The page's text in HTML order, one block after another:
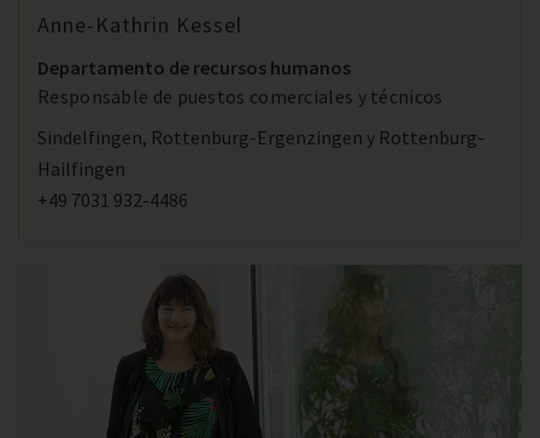
Anne-Kathrin Kessel
Departamento de recursos humanos
Responsable de puestos comerciales y técnicos
Sindelfingen, Rottenburg-Ergenzingen y Rottenburg-
Hailfingen
+49 7031 932-4486